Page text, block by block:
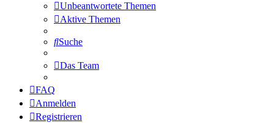
Unbeantwortete Themen
Aktive Themen
Suche
Das Team
FAQ
Anmelden
Registrieren